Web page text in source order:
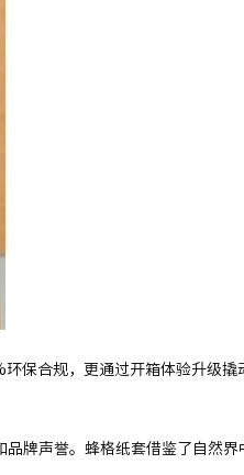
保合规，更通过开箱体验升级
牌声誉。蜂格纸套借鉴了自然